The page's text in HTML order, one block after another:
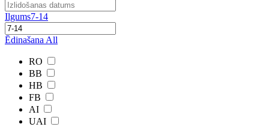
Ilgums7-14
Ēdinašana All
RO
BB
HB
FB
AI
UAI